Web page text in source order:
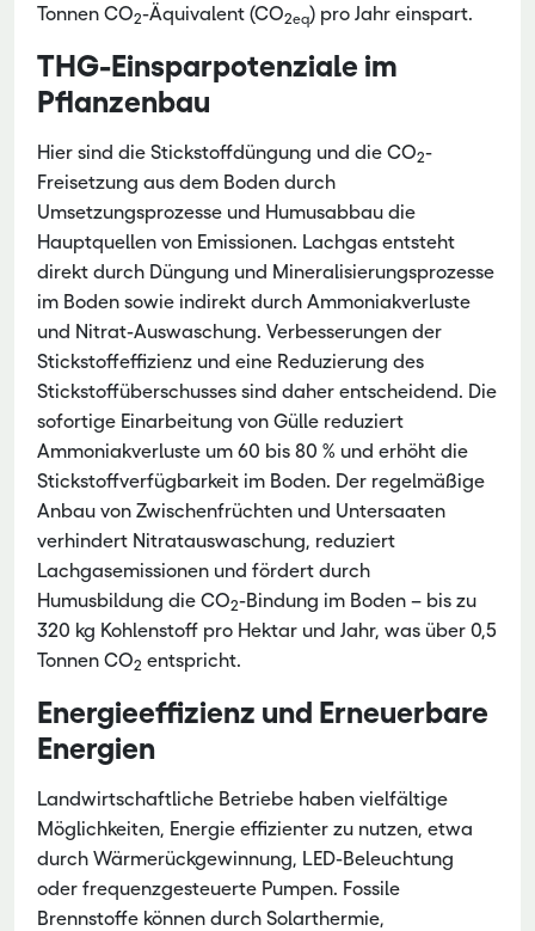
Tonnen CO2-Äquivalent (CO2eq) pro Jahr einspart.
THG-Einsparpotenziale im
Pflanzenbau
Hier sind die Stickstoffdüngung und die CO2-
Freisetzung aus dem Boden durch
Umsetzungsprozesse und Humusabbau die
Hauptquellen von Emissionen. Lachgas entsteht
direkt durch Düngung und Mineralisierungsprozesse
im Boden sowie indirekt durch Ammoniakverluste
und Nitrat-Auswaschung. Verbesserungen der
Stickstoffeffizienz und eine Reduzierung des
Stickstoffüberschusses sind daher entscheidend. Die
sofortige Einarbeitung von Gülle reduziert
Ammoniakverluste um 60 bis 80 % und erhöht die
Stickstoffverfügbarkeit im Boden. Der regelmäßige
Anbau von Zwischenfrüchten und Untersaaten
verhindert Nitratauswaschung, reduziert
Lachgasemissionen und fördert durch
Humusbildung die CO2-Bindung im Boden – bis zu
320 kg Kohlenstoff pro Hektar und Jahr, was über 0,5
Tonnen CO2 entspricht.
Energieeffizienz und Erneuerbare
Energien
Landwirtschaftliche Betriebe haben vielfältige
Möglichkeiten, Energie effizienter zu nutzen, etwa
durch Wärmerückgewinnung, LED-Beleuchtung
oder frequenzgesteuerte Pumpen. Fossile
Brennstoffe können durch Solarthermie,